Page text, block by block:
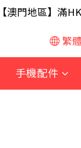
; 滿$699 再送
澳門地區】滿
; 滿$699 再送繁
手機配件